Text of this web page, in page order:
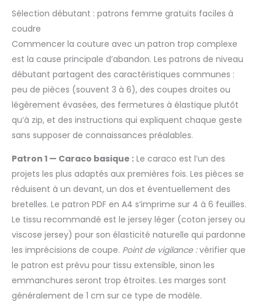
Sélection débutant : patrons femme gratuits faciles à
coudre
Commencer la couture avec un patron trop complexe
est la cause principale d’abandon. Les patrons de niveau
débutant partagent des caractéristiques communes :
peu de pièces (souvent 3 à 6), des coupes droites ou
légèrement évasées, des fermetures à élastique plutôt
qu’à zip, et des instructions qui expliquent chaque geste
sans supposer de connaissances préalables.
Patron 1 — Caraco basique : Le caraco est l’un des
projets les plus adaptés aux premières fois. Les pièces se
réduisent à un devant, un dos et éventuellement des
bretelles. Le patron PDF en A4 s’imprime sur 4 à 6 feuilles.
Le tissu recommandé est le jersey léger (coton jersey ou
viscose jersey) pour son élasticité naturelle qui pardonne
les imprécisions de coupe. Point de vigilance :vérifier que
le patron est prévu pour tissu extensible, sinon les
emmanchures seront trop étroites. Les marges sont
généralement de 1 cm sur ce type de modèle.